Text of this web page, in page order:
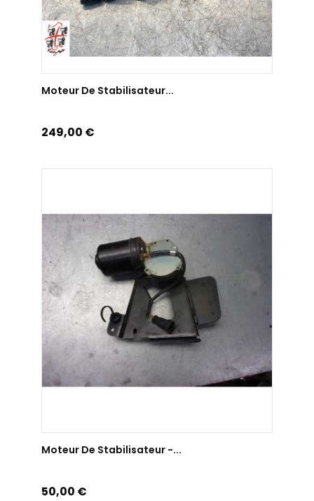
Moteur De Stabilisateur...
Prix
249,00 €
Moteur De Stabilisateur -...
Prix
50,00 €